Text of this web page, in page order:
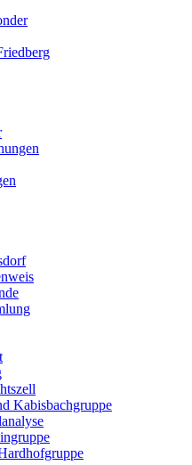
Kabisbachgruppe